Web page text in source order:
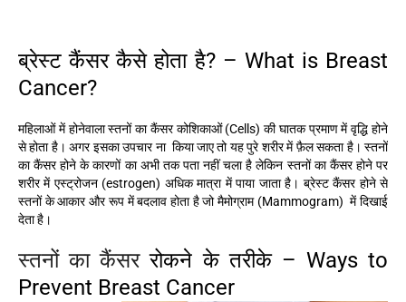
ब्रेस्ट कैंसर कैसे होता है? – What is Breast
Cancer?
महिलाओं में होनेवाला स्तनों का कैंसर कोशिकाओं (Cells) की घातक प्रमाण में वृद्धि होने
से होता है। अगर इसका उपचार ना किया जाए तो यह पुरे शरीर में फ़ैल सकता है। स्तनों
का कैंसर होने के कारणों का अभी तक पता नहीं चला है लेकिन स्तनों का कैंसर होने पर
शरीर में एस्ट्रोजन (estrogen) अधिक मात्रा में पाया जाता है। ब्रेस्ट कैंसर होने से
स्तनों के आकार और रूप में बदलाव होता है जो मैमोग्राम (Mammogram) में दिखाई
देता है।
स्तनों का कैंसररोकने के तरीके – Ways to
Prevent Breast Cancer